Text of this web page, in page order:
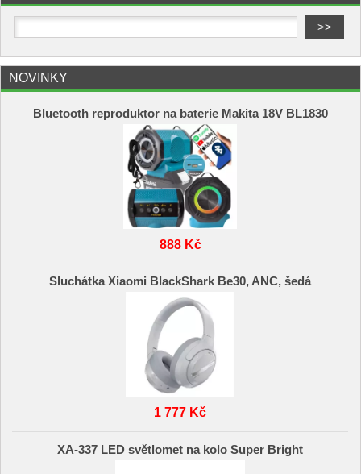
NOVINKY
Bluetooth reproduktor na baterie Makita 18V BL1830
888 Kč
Sluchátka Xiaomi BlackShark Be30, ANC, šedá
1 777 Kč
XA-337 LED světlomet na kolo Super Bright